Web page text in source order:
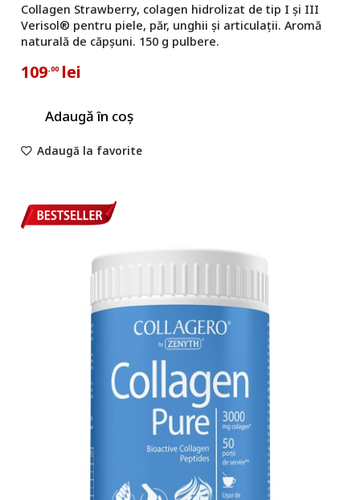
Collagen Strawberry, colagen hidrolizat de tip I și III
Verisol® pentru piele, păr, unghii și articulații. Aromă
naturală de căpșuni. 150 g pulbere.
109,00 lei
Adaugă în coș
Adaugă la favorite